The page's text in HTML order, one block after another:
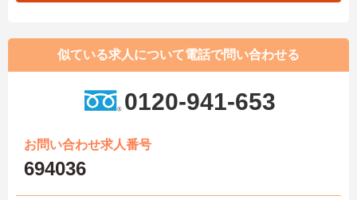
似ている求人について電話で問い合わせる
0120-941-653
お問い合わせ求人番号
694036